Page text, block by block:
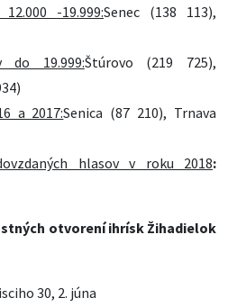
-19.999:Senec (138 113),
do 19.999:Štúrovo (219 725),
a 2017:Senica (87 210), Trnava
hlasov v roku 2018:
otvorení ihrísk Žihadielok
30, 2. júna